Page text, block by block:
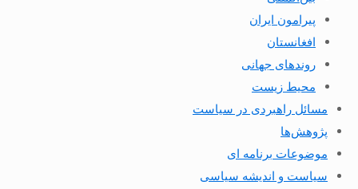
پیرامون ایران
افغانستان
روندهای جهانی
محیط زیست
مسائل راهبردی در سیاست
پژوهش‌ها
موضوعات برنامه ای
سیاست و اندیشه سیاسی